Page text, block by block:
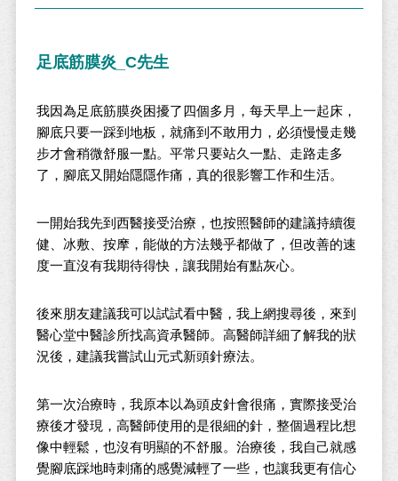
足底筋膜炎_C先生
我因為足底筋膜炎困擾了四個多月，每天早上一起床，
腳底只要一踩到地板，就痛到不敢用力，必須慢慢走幾
步才會稍微舒服一點。平常只要站久一點、走路走多
了，腳底又開始隱隱作痛，真的很影響工作和生活。
一開始我先到西醫接受治療，也按照醫師的建議持續復
健、冰敷、按摩，能做的方法幾乎都做了，但改善的速
度一直沒有我期待得快，讓我開始有點灰心。
後來朋友建議我可以試試看中醫，我上網搜尋後，來到
醫心堂中醫診所找高資承醫師。高醫師詳細了解我的狀
況後，建議我嘗試山元式新頭針療法。
第一次治療時，我原本以為頭皮針會很痛，實際接受治
療後才發現，高醫師使用的是很細的針，整個過程比想
像中輕鬆，也沒有明顯的不舒服。治療後，我自己就感
覺腳底踩地時刺痛的感覺減輕了一些，也讓我更有信心